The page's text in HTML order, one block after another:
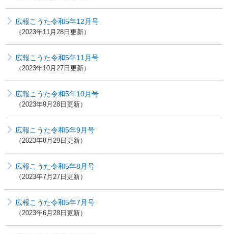
広報こうた令和5年12月号
2023年11月28日更新
広報こうた令和5年11月号
2023年10月27日更新
広報こうた令和5年10月号
2023年9月28日更新
広報こうた令和5年9月号
2023年8月29日更新
広報こうた令和5年8月号
2023年7月27日更新
広報こうた令和5年7月号
2023年6月28日更新